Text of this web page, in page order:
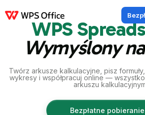
WindowsMacLinux Android
WPS
Wymyślony
Twórz arkusze kalkulacyjne, pisz
wykresy i współpracuj online —
arkuszu
Bezpłatne pobieranie